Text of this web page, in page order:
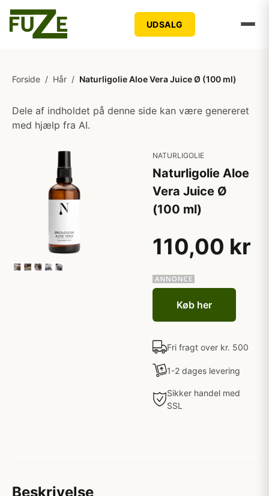
UDSALG
Forside / Hår / Naturligolie Aloe Vera Juice Ø (100 ml)
Dele af indholdet på denne side kan være genereret
med hjælp fra AI.
NATURLIGOLIE
Naturligolie Aloe
Vera Juice Ø
(100 ml)
110,00 kr
Køb her
Fri fragt over kr. 500
1-2 dages levering
Sikker handel med
SSL
Beskrivelse